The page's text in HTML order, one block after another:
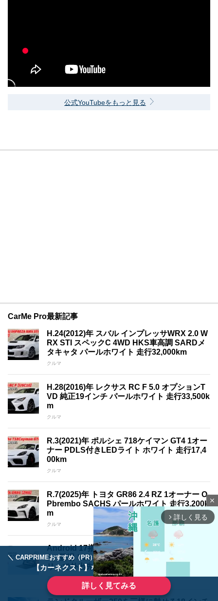
＼ CARPRIMEおすすめ（PR） ／ディーラーで手放すのはもったいない！
【カーネクスト】ならどんなクルマも高価買取
詳しく見てみる
公式YouTubeをもっと見る
CarMe Pro最新記事
H.24(2012)年 スバル インプレッサWRX 2.0 W
RX STI スペックC 4WD HKS車高調 SARDメ
タキャタ パールホワイト 走行32,000km
クルマ
H.28(2016)年 レクサス RC F 5.0 オプションT
VD 純正19インチ パールホワイト 走行33,500k
m
クルマ
R.3(2021)年 ポルシェ 718ケイマン GT4 1オー
ナー PDLS付きLEDライト ホワイト 走行17,4
00km
クルマ
R.7(2025)年 トヨタ GR86 2.4 RZ 1オーナー O
Pbrembo SACHS パールホワイト 走行3,200k
m
クルマ
Android 17搭載タブレット「Blackview LINK
5」登場！11インチ大画面と8,300mAhバッテ
リーで外出先でも使いやすい1台
エンタメ
close
arrow_forward_ios 詳しく見る